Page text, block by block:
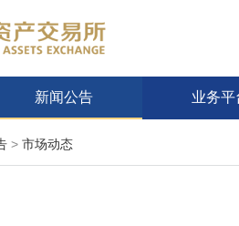
新闻公告 业务平
> 市场动态